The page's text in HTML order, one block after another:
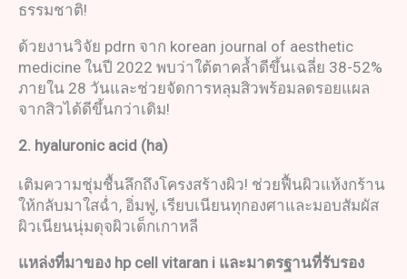
ธรรมชาติ!
ด้วยงานวิจัย pdrn จาก korean journal of aesthetic
medicine ในปี 2022 พบว่าใต้ตาคล้ำดีขึ้นเฉลี่ย 38-52%
ภายใน 28 วันและช่วยจัดการหลุมสิวพร้อมลดรอยแผล
จากสิวได้ดีขึ้นกว่าเดิม!
2. hyaluronic acid (ha)
เติมความชุ่มชื้นลึกถึงโครงสร้างผิว! ช่วยฟื้นผิวแห้งกร้าน
ให้กลับมาใสฉ่ำ, อิ่มฟู, เรียบเนียนทุกองศาและมอบสัมผัส
ผิวเนียนนุ่มดุจผิวเด็กเกาหลี
แหล่งที่มาของ hp cell vitaran i และมาตรฐานที่รับรอง